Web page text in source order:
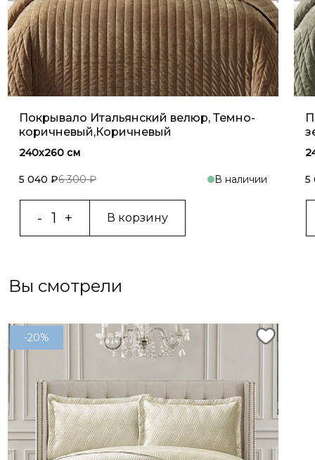
Покрывало Итальянский велюр, Темно-
коричневый,Коричневый
240х260 см
5 040 ₽6 300 ₽ В наличии
В корзину
5
Вы смотрели
-20%